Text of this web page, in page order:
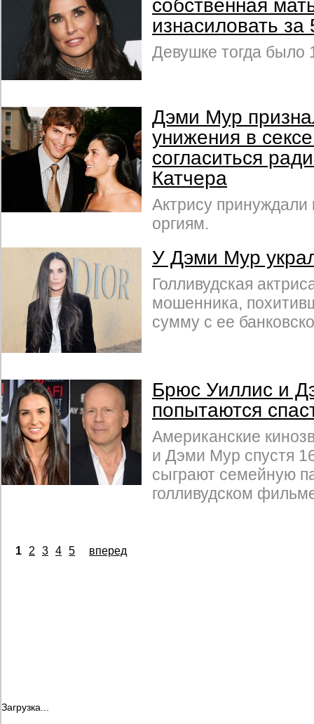
собственная
изнасиловать
Девушке тогда было
Дэми Мур
унижения в
согласиться
Катчера
Актрису принуждали
оргиям.
У Дэми Мур
Голливудская
мошенника,
сумму с ее
Брюс Уиллис и
попытаются
Американские
и Дэми Мур спустя
сыграют семейную
голливудском
1 2 3 4 5 вперед
Загрузка...